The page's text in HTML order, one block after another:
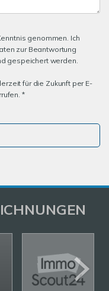
genommen. Ich
zur Beantwortung
gespeichert werden.
für die Zukunft per E-
*